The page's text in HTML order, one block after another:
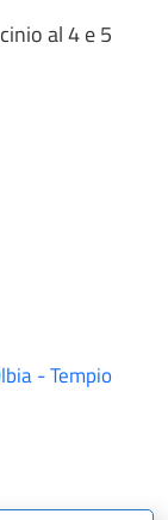
al 4 e 5
- Tempio